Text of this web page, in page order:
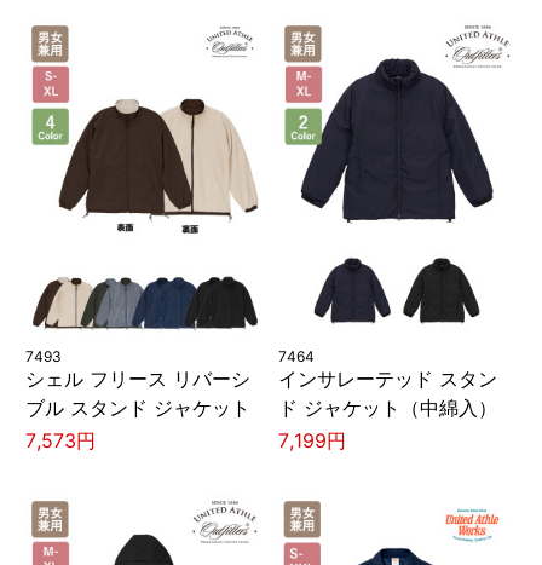
7493
シェル フリース リバーシ
ブル スタンド ジャケット
7,573円
7464
インサレーテッド スタン
ド ジャケット（中綿入）
7,199円